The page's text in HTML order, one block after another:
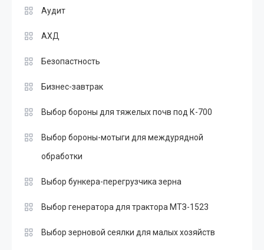
Аудит
АХД
Безопастность
Бизнес-завтрак
Выбор бороны для тяжелых почв под К-700
Выбор бороны-мотыги для междурядной
обработки
Выбор бункера-перегрузчика зерна
Выбор генератора для трактора МТЗ-1523
Выбор зерновой сеялки для малых хозяйств